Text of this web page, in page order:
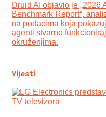
Druid AI objavio je „2026
Benchmark Report“,
na podacima koja
agenti stvarno
okruženjima.
Vijesti